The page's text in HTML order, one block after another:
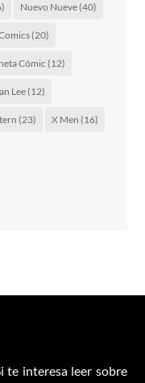
Nuevo Nueve(40)
(20)
Cómic (12)
Lee(12)
(23) X Men (16)
te interesa leer sobre